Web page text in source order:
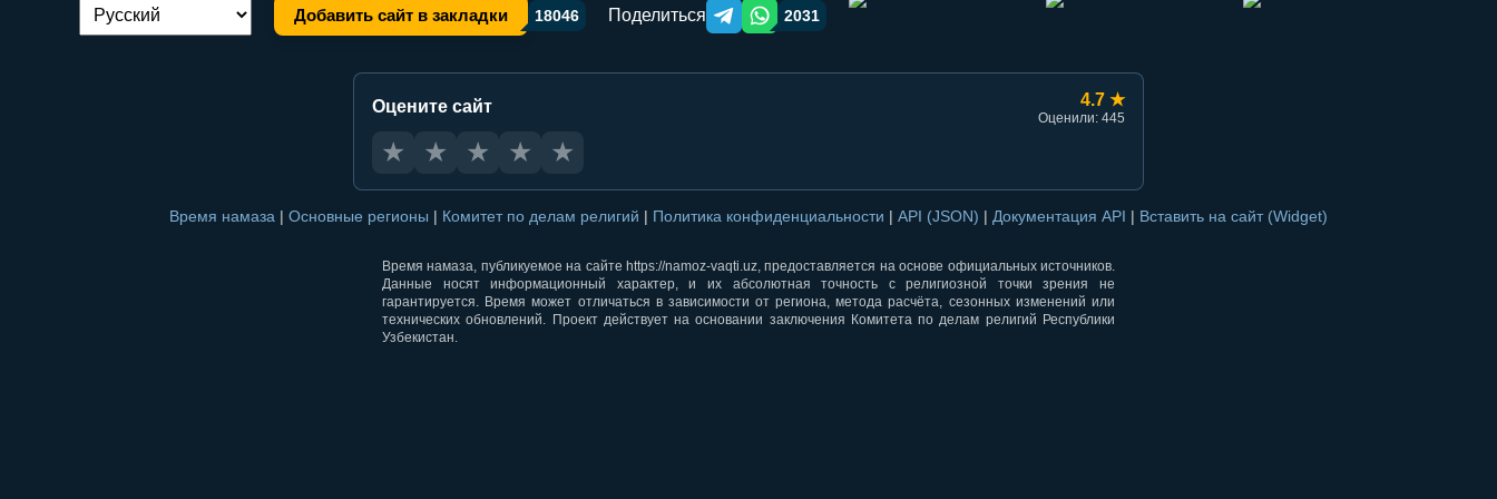
Переключение языка: Добавить сайт в закладки 18046 Поделиться Telegram orqali ulashish
WhatsApp orqali ulashish
2031
Оцените сайт 4.7 ★
Оценили: 445
★ ★ ★ ★ ★
Время намаза | Основные регионы | Комитет по делам религий | Политика конфиденциальности | API (JSON) | Документация API | Вставить на сайт (Widget)
Время намаза, публикуемое на сайте https://namoz-vaqti.uz, предоставляется на основе официальных источников.
Данные носят информационный характер, и их абсолютная точность с религиозной точки зрения не
гарантируется. Время может отличаться в зависимости от региона, метода расчёта, сезонных изменений или
технических обновлений. Проект действует на основании заключения Комитета по делам религий Республики
Узбекистан.